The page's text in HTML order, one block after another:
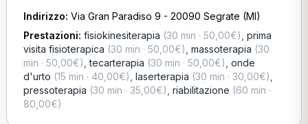
Indirizzo: Via Gran Paradiso 9 - 20090 Segrate (MI)
Prestazioni: fisiokinesiterapia (30 min · 50,00€) prima
visita fisioterapica (30 min · 50,00€) massoterapia (30
min · 50,00€) ,tecarterapia (30 min · 50,00€) onde
d'urto (15 min · 40,00€) laserterapia (30 min · 30,00€)
pressoterapia (30 min · 35,00€) riabilitazione (60 min ·
80,00€)